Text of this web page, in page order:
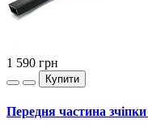
1 590 грн
Купити
Передня частина